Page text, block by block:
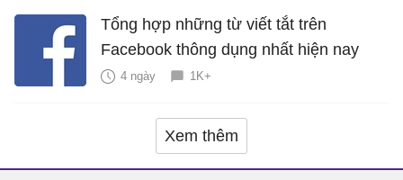
Tổng hợp những từ viết tắt trên
Facebook thông dụng nhất hiện nay
4 ngày 1K+
Xem thêm